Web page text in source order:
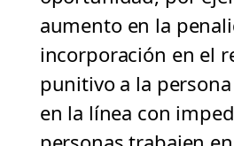
aumento en la
incorporación en el
punitivo a la
en la línea con